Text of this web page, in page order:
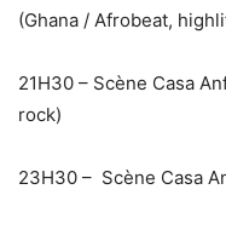
(Ghana / Afrobeat,
21H30 – Scène Casa
rock)
23H30 – Scène Casa